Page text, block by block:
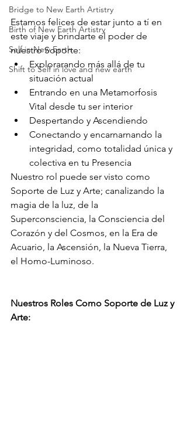
Bridge to New Earth Artistry
Birth of New Earth Artistry
Self in New Earth
Shift to Self in love and new earth
Estamos felices de estar junto a tí en
este viaje y brindarte el poder de
nuestro Soporte:
Explorarando más allá de tu
situación actual
Entrando en una Metamorfosis
Vital desde tu ser interior
Despertando y Ascendiendo
Conectando y encarnarnando la
integridad, como totalidad única y
colectiva en tu Presencia
Nuestro rol puede ser visto como
Soporte de Luz y Arte; canalizando la
magia de la luz, de la
Superconsciencia, la Consciencia del
Corazón y del Cosmos, en la Era de
Acuario, la Ascensión, la Nueva Tierra,
el Homo-Luminoso.
Nuestros Roles Como Soporte de Luz y
Arte: